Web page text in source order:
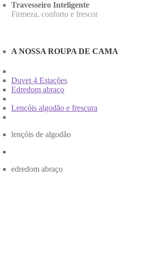
Travesseiro Inteligente
Firmeza, conforto e frescor
A NOSSA ROUPA DE CAMA
Duvet 4 Estações
Edredom abraço
Lençóis algodão e frescura
lençóis de algodão
edredom abraço